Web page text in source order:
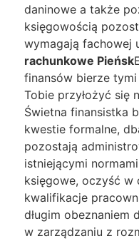
daninowe a także
księgowością
wymagają fachowej
rachunkowe Pieńsk
finansów bierze tymi
Tobie przyłożyć się
Świetna finansistka
kwestie formalne,
pozostają
istniejącymi
księgowe, oczyść w
kwalifikacje
długim obeznaniem
w zarządzaniu z